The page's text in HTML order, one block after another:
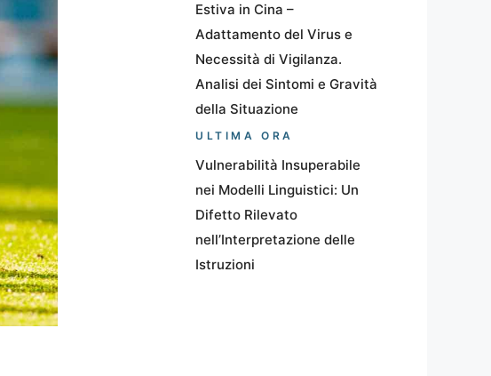
Estiva in Cina –
Adattamento del Virus e
Necessità di Vigilanza.
Analisi dei Sintomi e Gravità
della Situazione
ULTIMA ORA
Vulnerabilità Insuperabile
nei Modelli Linguistici: Un
Difetto Rilevato
nell’Interpretazione delle
Istruzioni